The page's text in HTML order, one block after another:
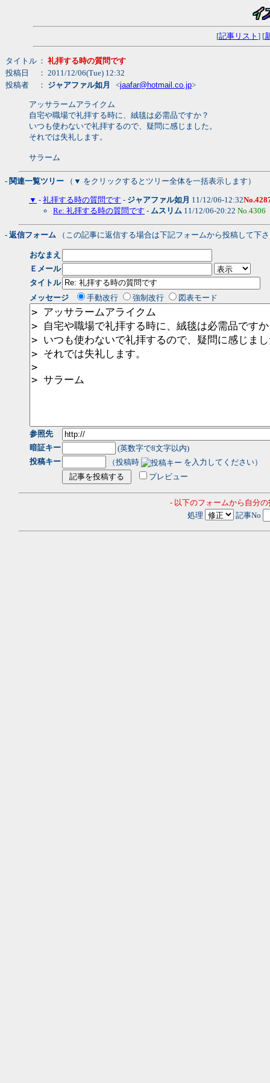
[記事リスト ] [
タイトル ： 礼拝する時の質問です
投稿日
： 2011/12/06(Tue) 12:32
投稿者
： ジャアファル如月 <jaafar@hotmail.co.jp>
アッサラームアライクム
自宅や職場で礼拝する時に、絨毯は必需品ですか？
いつも使わないで礼拝するので、疑問に感じました。
それでは失礼します。
サラーム
- 関連一覧ツリー （▼ をクリックするとツリー全体を一括表示します）
▼ - 礼拝する時の質問です - ジャアファル如月 11/12/06-12:32
Re: 礼拝する時の質問です - ムスリム 11/12/06-20:22 No.4306
- 返信フォーム （この記事に返信する場合は下記フォームから投稿して下
おなまえ
Ｅメール
タイトル
メッセージ
手動改行 強制改行 図表モード
参照先
暗証キー
(英数字で8文字以内)
投稿キー
（投稿時
を入力してください）
プレビュー
- 以下のフォームから自分
処理
記事No